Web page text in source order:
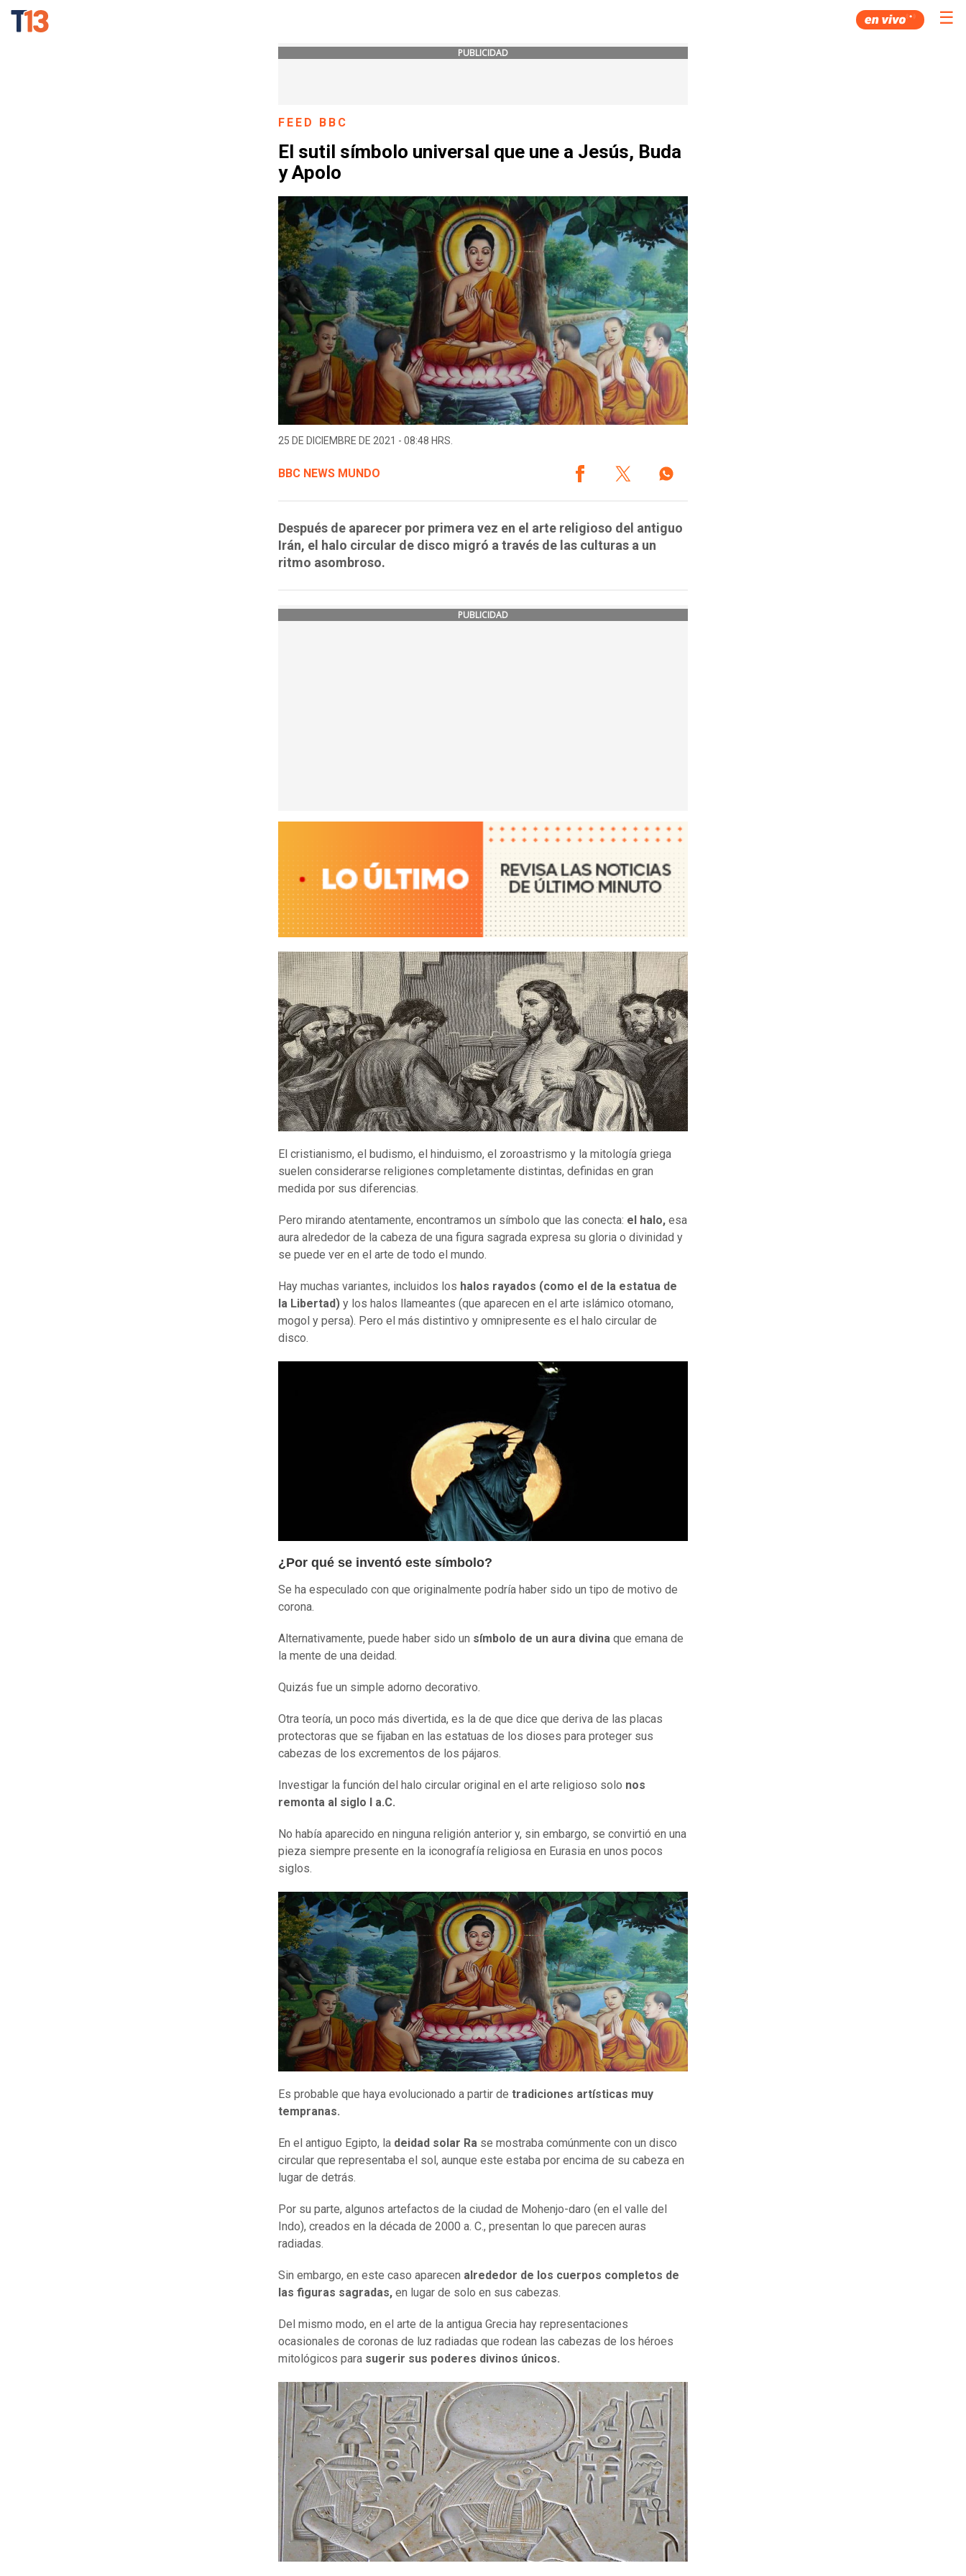
☰
PUBLICIDAD
FEED BBC
El sutil símbolo universal que une a Jesús, Buda
y Apolo
25 DE DICIEMBRE DE 2021 - 08:48 HRS.
BBC NEWS MUNDO
Después de aparecer por primera vez en el arte religioso del antiguo
Irán, el halo circular de disco migró a través de las culturas a un
ritmo asombroso.
PUBLICIDAD
El cristianismo, el budismo, el hinduismo, el zoroastrismo y la mitología griega
suelen considerarse religiones completamente distintas, definidas en gran
medida por sus diferencias.
Pero mirando atentamente, encontramos un símbolo que las conecta: el halo, esa
aura alrededor de la cabeza de una figura sagrada expresa su gloria o divinidad y
se puede ver en el arte de todo el mundo.
Hay muchas variantes, incluidos los halos rayados (como el de la estatua de
la Libertad) y los halos llameantes (que aparecen en el arte islámico otomano,
mogol y persa). Pero el más distintivo y omnipresente es el halo circular de
disco.
¿Por qué se inventó este símbolo?
Se ha especulado con que originalmente podría haber sido un tipo de motivo de
corona.
Alternativamente, puede haber sido un símbolo de un aura divina que emana de
la mente de una deidad.
Quizás fue un simple adorno decorativo.
Otra teoría, un poco más divertida, es la de que dice que deriva de las placas
protectoras que se fijaban en las estatuas de los dioses para proteger sus
cabezas de los excrementos de los pájaros.
Investigar la función del halo circular original en el arte religioso solo nos
remonta al siglo I a.C.
No había aparecido en ninguna religión anterior y, sin embargo, se convirtió en una
pieza siempre presente en la iconografía religiosa en Eurasia en unos pocos
siglos.
Es probable que haya evolucionado a partir de tradiciones artísticas muy
tempranas.
En el antiguo Egipto, la deidad solar Ra se mostraba comúnmente con un disco
circular que representaba el sol, aunque este estaba por encima de su cabeza en
lugar de detrás.
Por su parte, algunos artefactos de la ciudad de Mohenjo-daro (en el valle del
Indo), creados en la década de 2000 a. C., presentan lo que parecen auras
radiadas.
Sin embargo, en este caso aparecen alrededor de los cuerpos completos de
las figuras sagradas, en lugar de solo en sus cabezas.
Del mismo modo, en el arte de la antigua Grecia hay representaciones
ocasionales de coronas de luz radiadas que rodean las cabezas de los héroes
mitológicos para sugerir sus poderes divinos únicos.